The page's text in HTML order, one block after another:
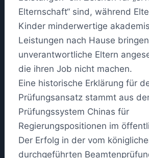
Elternschaft“ sind, während
Kinder minderwertige
Leistungen nach Hause
unverantwortliche Eltern
die ihren Job nicht machen.
Eine historische Erklärung für
Prüfungsansatz stammt aus
Prüfungssystem Chinas für
Regierungspositionen im
Der Erfolg in der vom
durchgeführten